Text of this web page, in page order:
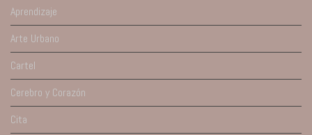
Aprendizaje
Arte Urbano
Cartel
Cerebro y Corazón
Cita